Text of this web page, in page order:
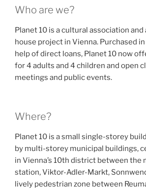
Who are we?
Planet 10 is a cultural association
house project in Vienna. Purchased
help of direct loans, Planet 10 now
for 4 adults and 4 children and open
meetings and public events.
Where?
Planet 10 is a small single-storey
by multi-storey municipal buildings,
in Vienna’s 10th district between the
station, Viktor-Adler-Markt,
lively pedestrian zone between